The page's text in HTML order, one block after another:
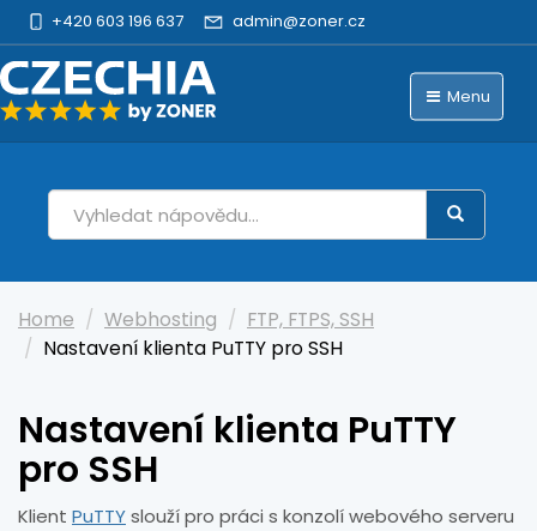
+420 603 196 637 admin@zoner.cz
Menu
Home Webhosting
FTP, FTPS, SSH
Nastavení klienta PuTTY pro SSH
Nastavení klienta PuTTY
pro SSH
Klient PuTTYslouží pro práci s konzolí webového serveru